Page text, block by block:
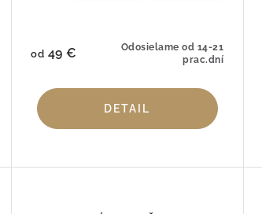
Odosielame od 14-21
prac.dní
od 49 €
DETAIL